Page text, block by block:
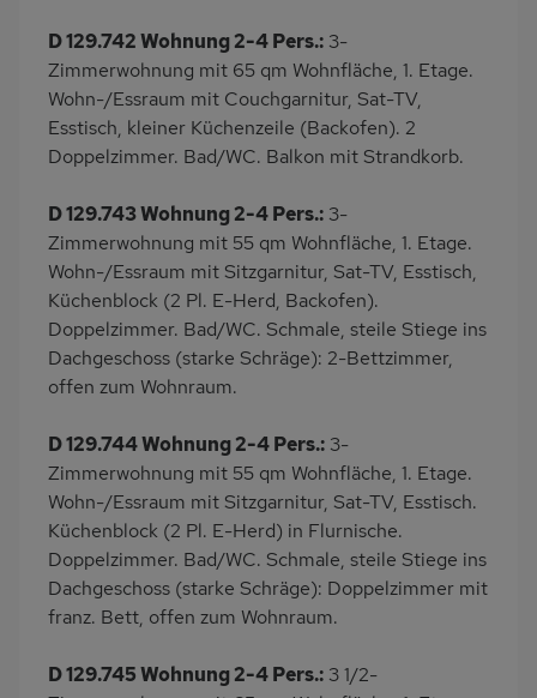
D 129.742 Wohnung 2-4 Pers.: 3-
Zimmerwohnung mit 65 qm Wohnfläche, 1. Etage.
Wohn-/Essraum mit Couchgarnitur, Sat-TV,
Esstisch, kleiner Küchenzeile (Backofen). 2
Doppelzimmer. Bad/WC. Balkon mit Strandkorb.
D 129.743 Wohnung 2-4 Pers.: 3-
Zimmerwohnung mit 55 qm Wohnfläche, 1. Etage.
Wohn-/Essraum mit Sitzgarnitur, Sat-TV, Esstisch,
Küchenblock (2 Pl. E-Herd, Backofen).
Doppelzimmer. Bad/WC. Schmale, steile Stiege ins
Dachgeschoss (starke Schräge): 2-Bettzimmer,
offen zum Wohnraum.
D 129.744 Wohnung 2-4 Pers.: 3-
Zimmerwohnung mit 55 qm Wohnfläche, 1. Etage.
Wohn-/Essraum mit Sitzgarnitur, Sat-TV, Esstisch.
Küchenblock (2 Pl. E-Herd) in Flurnische.
Doppelzimmer. Bad/WC. Schmale, steile Stiege ins
Dachgeschoss (starke Schräge): Doppelzimmer mit
franz. Bett, offen zum Wohnraum.
D 129.745 Wohnung 2-4 Pers.: 3 1/2-